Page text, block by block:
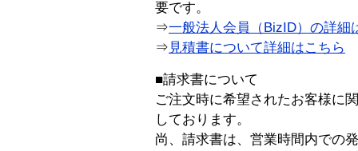
要です。
⇒一般法人会員（BizID）の詳細
⇒ 見積書について詳細はこちら
■請求書について
ご注文時に希望されたお客様に
しております。
尚、請求書は、営業時間内での